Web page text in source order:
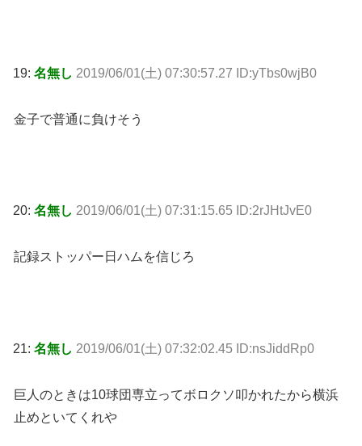
19: 名無し 2019/06/01(土) 07:30:57.27 ID:yTbs0wjB0
金子で普通に負けそう
20: 名無し 2019/06/01(土) 07:31:15.65 ID:2rJHtJvE0
記録ストッパー日ハムを信じろ
21: 名無し 2019/06/01(土) 07:32:02.45 ID:nsJiddRp0
巨人のときは10球団専立ってボロクソ叩かれたから横浜
止めといてくれや